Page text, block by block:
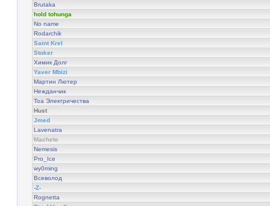
Brutaka
hold tohunga
No name
Rodarchik
Saint Krel
Stoker
Химик Долг
Yaver Mbizi
Мартин Лютер
Нежданчик
Тоа Электричества
Hust
Jmed
Lavenatra
Machete
Nemesis
Pro_Ice
wy0ming
Всеволод
-Z-
Rognetta